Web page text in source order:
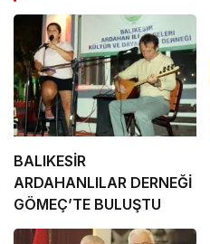
BALIKESİR
ARDAHANLILAR DERNEĞİ
GÖMEÇ’TE BULUŞTU